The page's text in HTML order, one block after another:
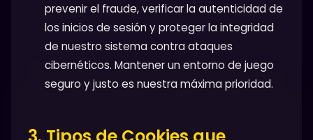
prevenir el fraude, verificar la autenticidad de
los inicios de sesión y proteger la integridad
de nuestro sistema contra ataques
cibernéticos. Mantener un entorno de juego
seguro y justo es nuestra máxima prioridad.